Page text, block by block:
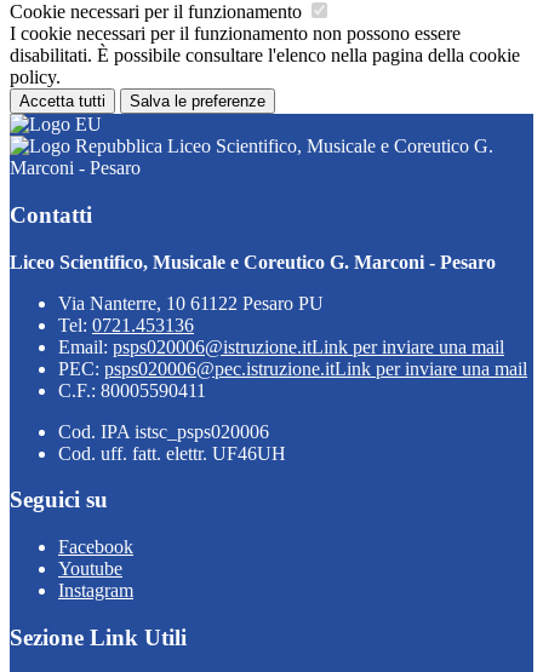
Cookie necessari per il funzionamento
I cookie necessari per il funzionamento non possono essere
disabilitati. È possibile consultare l'elenco nella pagina della cookie
policy.
Accetta tutti Salva le preferenze
Liceo Scientifico, Musicale e Coreutico G.
Marconi - Pesaro
Contatti
Liceo Scientifico, Musicale e Coreutico G. Marconi - Pesaro
Via Nanterre, 10 61122 Pesaro PU
Tel: 0721.453136
Email: psps020006@istruzione.itLink per inviare una mail
PEC: psps020006@pec.istruzione.itLink per inviare una mail
C.F.: 80005590411
Cod. IPA istsc_psps020006
Cod. uff. fatt. elettr. UF46UH
Seguici su
Facebook
Youtube
Instagram
Sezione Link Utili